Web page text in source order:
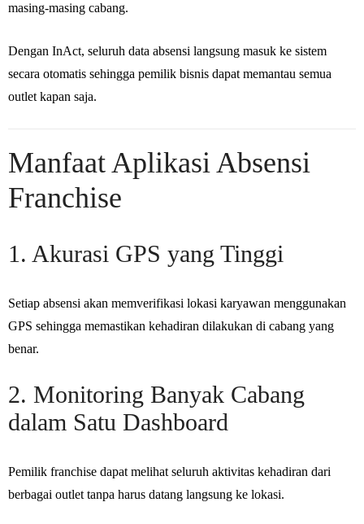
masing-masing cabang.
Dengan InAct, seluruh data absensi langsung masuk ke sistem
secara otomatis sehingga pemilik bisnis dapat memantau semua
outlet kapan saja.
Manfaat Aplikasi Absensi
Franchise
1. Akurasi GPS yang Tinggi
Setiap absensi akan memverifikasi lokasi karyawan menggunakan
GPS sehingga memastikan kehadiran dilakukan di cabang yang
benar.
2. Monitoring Banyak Cabang
dalam Satu Dashboard
Pemilik franchise dapat melihat seluruh aktivitas kehadiran dari
berbagai outlet tanpa harus datang langsung ke lokasi.